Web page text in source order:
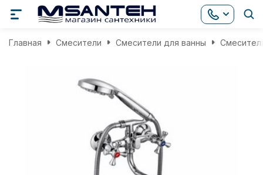
Главная Смесители Смесители для ванны